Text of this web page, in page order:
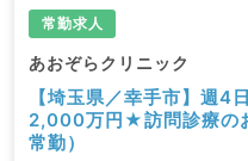
常勤求人
あおぞらクリニック
【埼玉県／幸手市】週4
2,000万円★訪問診療の
常勤）